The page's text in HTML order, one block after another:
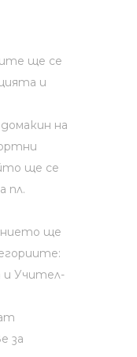
ще се
и
на
ще се
пл.
ще
и Учител-
за